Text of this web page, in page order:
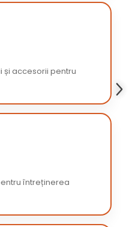
și accesorii pentru
întreținerea